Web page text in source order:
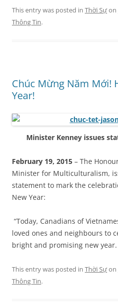
This entry was posted in Thời Sựon
Thông Tin.
Chúc Mừng Năm Mới!
Year!
Minister Kenney issues
February 19, 2015 – The
Minister for Multiculturalism,
statement to mark the
New Year:
“Today, Canadians of
loved ones and neighbours to
bright and promising new year.
This entry was posted in Thời Sựon
Thông Tin.